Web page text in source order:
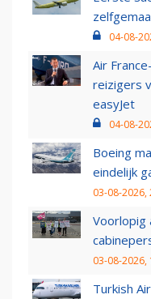
04-08-
Air
reizigers
easyJet
04-08-
Boeing
eindelijk
03-08-2026,
Voorlopig
03-08-2026,
Turkish